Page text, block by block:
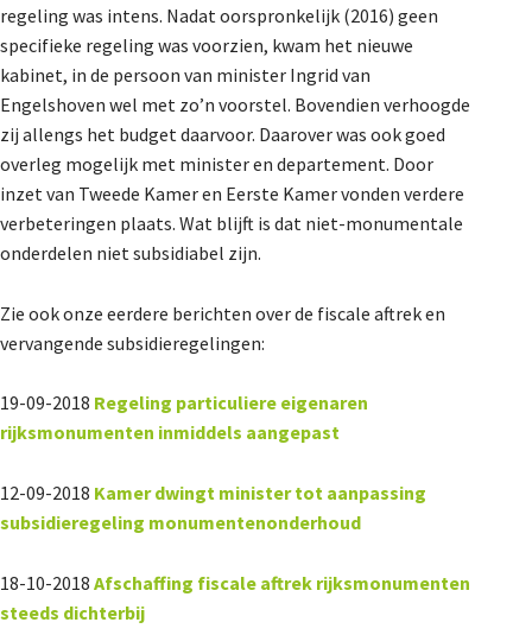
regeling was intens. Nadat oorspronkelijk (2016) geen
specifieke regeling was voorzien, kwam het nieuwe
kabinet, in de persoon van minister Ingrid van
Engelshoven wel met zo’n voorstel. Bovendien verhoogde
zij allengs het budget daarvoor. Daarover was ook goed
overleg mogelijk met minister en departement. Door
inzet van Tweede Kamer en Eerste Kamer vonden verdere
verbeteringen plaats. Wat blijft is dat niet-monumentale
onderdelen niet subsidiabel zijn.
Zie ook onze eerdere berichten over de fiscale aftrek en
vervangende subsidieregelingen:
19-09-2018 Regeling particuliere eigenaren
rijksmonumenten inmiddels aangepast
12-09-2018 Kamer dwingt minister tot aanpassing
subsidieregeling monumentenonderhoud
18-10-2018 Afschaffing fiscale aftrek rijksmonumenten
steeds dichterbij